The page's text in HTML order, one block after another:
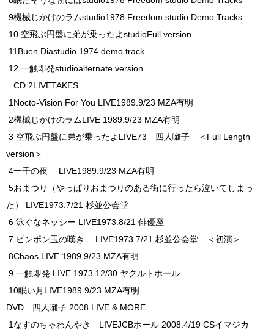
9機械じかけのラムstudio1978 Freedom studio Demo Tracks
10 空飛ぶ円盤に弟が乗ったよstudioFull version
11Buen Diastudio 1974 demo track
12 一触即発studioalternate version
CD 2LIVETAKES
1Nocto-Vision For You LIVE1989.9/23 MZA有明
2機械じかけのラムLIVE 1989.9/23 MZA有明
3 空飛ぶ円盤に弟が乗ったよLIVE73 四人囃子 ＜Full Length
version＞
4一千の夜 LIVE1989.9/23 MZA有明
5おまつり（やっぱりおまつりのある街に行ったら泣いてしまっ
た） LIVE1973.7/21 杉並公会堂
6 泳ぐなネッシー LIVE1973.8/21 俳優座
7 ピンポン玉の嘆き LIVE1973.7/21 杉並公会堂 ＜初演＞
8Chaos LIVE 1989.9/23 MZA有明
9 一触即発 LIVE 1973.12/30 ヤクルトホール
10眠い月LIVE1989.9/23 MZA有明
DVD 四人囃子 2008 LIVE & MORE
1なすのちゃわんやき LIVEJCBホール 2008.4/19 CSイマジカ